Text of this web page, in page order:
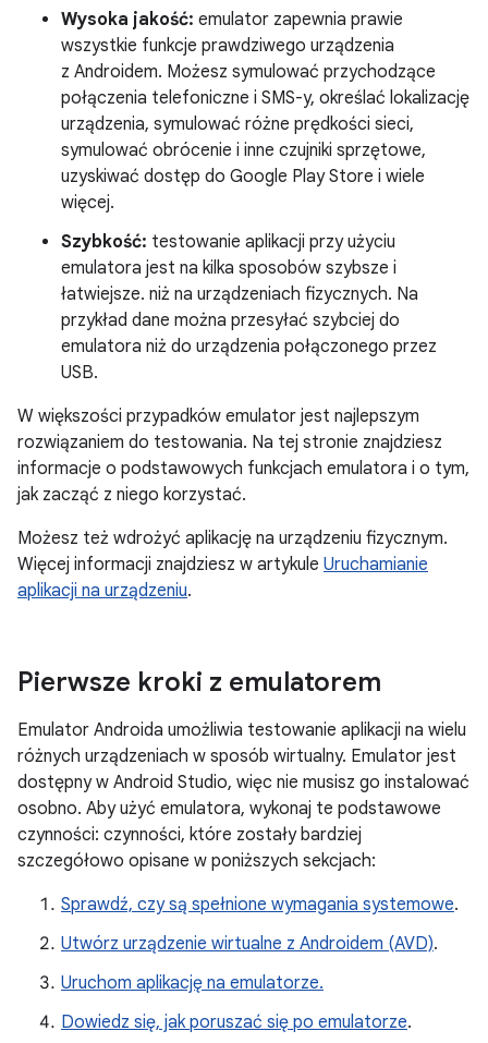
Wysoka jakość: emulator zapewnia prawie
wszystkie funkcje prawdziwego urządzenia
z Androidem. Możesz symulować przychodzące
połączenia telefoniczne i SMS-y, określać lokalizację
urządzenia, symulować różne prędkości sieci,
symulować obrócenie i inne czujniki sprzętowe,
uzyskiwać dostęp do Google Play Store i wiele
więcej.
Szybkość: testowanie aplikacji przy użyciu
emulatora jest na kilka sposobów szybsze i
łatwiejsze. niż na urządzeniach fizycznych. Na
przykład dane można przesyłać szybciej do
emulatora niż do urządzenia połączonego przez
USB.
W większości przypadków emulator jest najlepszym
rozwiązaniem do testowania. Na tej stronie znajdziesz
informacje o podstawowych funkcjach emulatora i o tym,
jak zacząć z niego korzystać.
Możesz też wdrożyć aplikację na urządzeniu fizycznym.
Więcej informacji znajdziesz w artykule Uruchamianie
aplikacji na urządzeniu.
Pierwsze kroki z emulatorem
Emulator Androida umożliwia testowanie aplikacji na wielu
różnych urządzeniach w sposób wirtualny. Emulator jest
dostępny w Android Studio, więc nie musisz go instalować
osobno. Aby użyć emulatora, wykonaj te podstawowe
czynności: czynności, które zostały bardziej
szczegółowo opisane w poniższych sekcjach:
Sprawdź, czy są spełnione wymagania systemowe.
Utwórz urządzenie wirtualne z Androidem (AVD).
Uruchom aplikację na emulatorze.
Dowiedz się, jak poruszać się po emulatorze.